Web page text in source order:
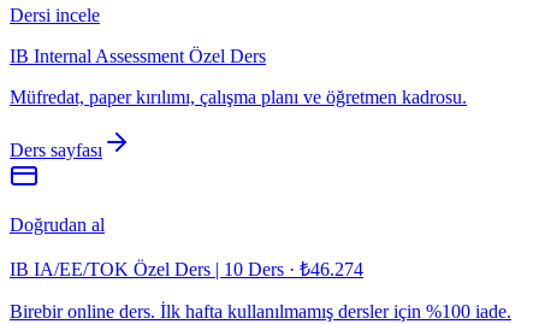
Dersi incele
IB Internal Assessment Özel Ders
Müfredat, paper kırılımı, çalışma planı ve öğretmen kadrosu.
Ders sayfası
Doğrudan al
IB IA/EE/TOK Özel Ders | 10 Ders · ₺46.274
Birebir online ders. İlk hafta kullanılmamış dersler için %100 iade.